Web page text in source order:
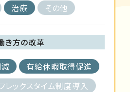
治療 その他
き方の改革
有給休暇取得促進
レックスタイム制度導入